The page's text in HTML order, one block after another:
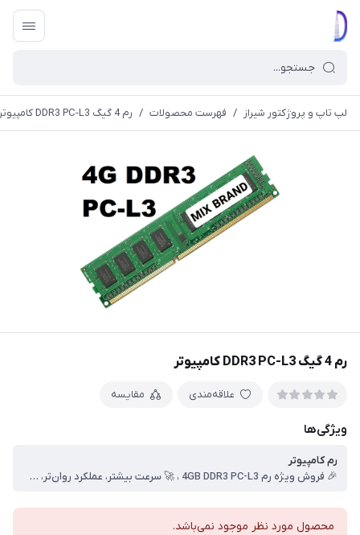
لپ تاپ و پروژکتور شیراز / فهرست محصولات / رم 4 گیگ DDR3 PC-L3 کامپیوتر
رم 4 گیگ DDR3 PC-L3 کامپیوتر
علاقه‌مندی مقایسه
ویژگی‌ها
رم کامپیوتر
🎉 فروش ویژه رم 4GB DDR3 PC-L3 ، 🚀 سرعت بیشتر، عملکرد روان‌تر، قیمت استثنایی! اگر به دنبال ارتقای سیستم خود هستید، این فرصت را از دست ندهید. رم 4 گیگابایت DDR3 PC-L3 با کیفیت عالی و سازگاری بالا، انتخابی اقتصادی و مطمئن برای کامپیوترهای خانگی و اداری است. ، ✨ ویژگی‌ها: ، ظرفیت: 4GB ، نوع حافظه: DDR3 ، مناسب برای اجرای روان برنامه‌ها و چندوظیفگی ، نصب آسان و سازگار با اکثر مادربردهای DDR3 ، 🎁 شرایط فروش ویژه: ، تخفیف محدود فقط تا پایان هفته ، ارسال سریع به سراسر کشور ، ضمانت سلامت و اصالت کالا
محصول مورد نظر موجود نمی‌باشد.